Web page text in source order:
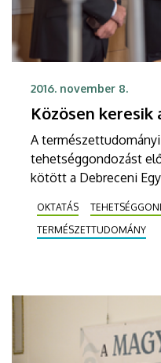
2016. november 8.
Közösen
A
tehetséggondozást
kötött a Debreceni
Sándor Gimnáziummal.
OKTATÁS
TERMÉSZETTUDOMÁNY